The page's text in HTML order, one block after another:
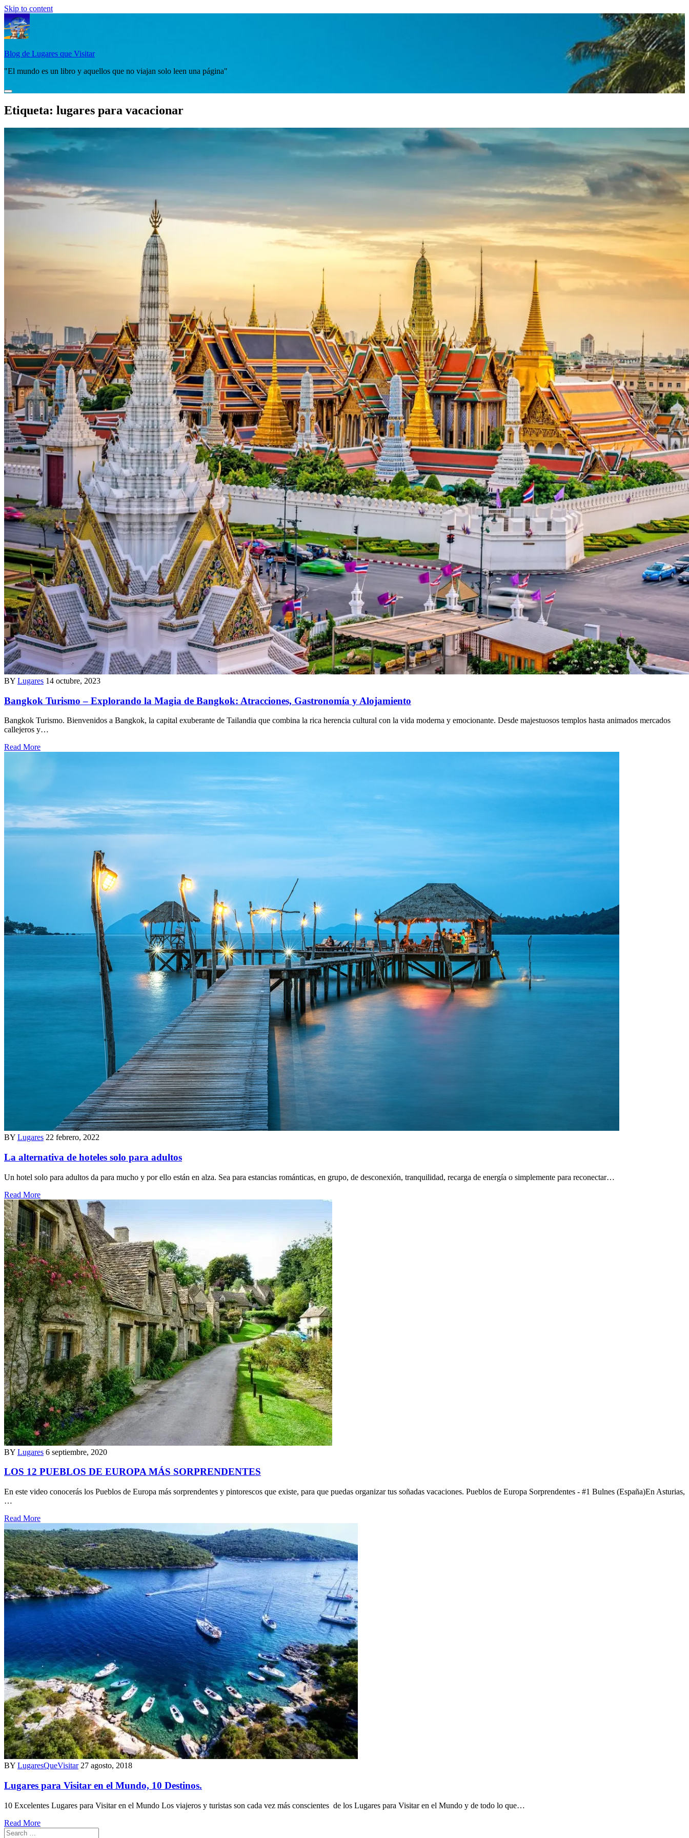
Skip to content
Blog de Lugares que Visitar
"El mundo es un libro y aquellos que no viajan solo leen una página"
Etiqueta: lugares para vacacionar
BY Lugares 14 octubre, 2023
Bangkok Turismo – Explorando la Magia de Bangkok: Atracciones, Gastronomía y Alojamiento
Bangkok Turismo. Bienvenidos a Bangkok, la capital exuberante de Tailandia que combina la rica herencia cultural con la vida moderna y emocionante. Desde majestuosos templos hasta animados mercados
callejeros y…
Read More
BY Lugares 22 febrero, 2022
La alternativa de hoteles solo para adultos
Un hotel solo para adultos da para mucho y por ello están en alza. Sea para estancias románticas, en grupo, de desconexión, tranquilidad, recarga de energía o simplemente para reconectar…
Read More
BY Lugares 6 septiembre, 2020
LOS 12 PUEBLOS DE EUROPA MÁS SORPRENDENTES
En este video conocerás los Pueblos de Europa más sorprendentes y pintorescos que existe, para que puedas organizar tus soñadas vacaciones. Pueblos de Europa Sorprendentes - #1 Bulnes (España)En Asturias,
…
Read More
BY LugaresQueVisitar 27 agosto, 2018
Lugares para Visitar en el Mundo, 10 Destinos.
10 Excelentes Lugares para Visitar en el Mundo Los viajeros y turistas son cada vez más conscientes de los Lugares para Visitar en el Mundo y de todo lo que…
Read More